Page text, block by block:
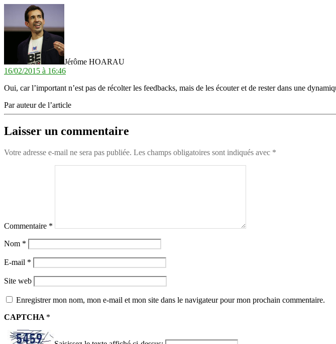
Jérôme HOARAU
16/02/2015 à 16:46
Oui, car l’important n’est pas de récolter les feedbacks, mais de les écouter et de rester dans une
Par auteur de l’article
Laisser un commentaire
Votre adresse e-mail ne sera pas publiée. Les champs obligatoires sont indiqués avec *
Commentaire *
Nom *
E-mail *
Site web
Enregistrer mon nom, mon e-mail et mon site dans le navigateur pour mon prochain commentaire.
CAPTCHA *